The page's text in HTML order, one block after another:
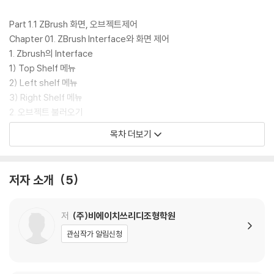
Part 1.1 ZBrush 화면, 오브젝트제어
Chapter 01. ZBrush Interface와 화면 제어
1. Zbrush의 Interface
1) Top Shelf 메뉴
2) Left shelf 메뉴
3) Right Shelf 메뉴
2. 오브젝트 불러오기
3. ZBrush 화면 조정법
1. Transpose
(1) 3D Gizmo 사용법
(2) 오브젝트 제어 : Move, Scale, Rotate
2) Action line
목차 더보기
저자 소개 5
저 (주)비에이치쓰리디조형학원
관심작가 알림신청